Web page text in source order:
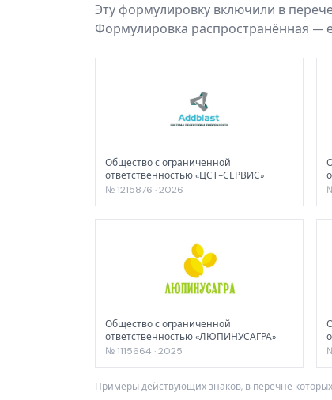
Эту формулировку включили в
Формулировка распространённая —
Общество с ограниченной
ответственностью «ЦСТ-СЕРВИС»
№ 1215876 · 2026
Общество с ограниченной
ответственностью «ЛЮПИНУСАГРА»
№ 1115664 · 2025
Примеры действующих знаков, в перечне